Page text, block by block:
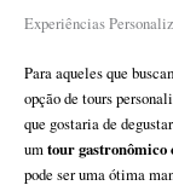
Experiências
Para aqueles que
opção de tours
que gostaria de
umtour gastronômico
pode ser uma ótima